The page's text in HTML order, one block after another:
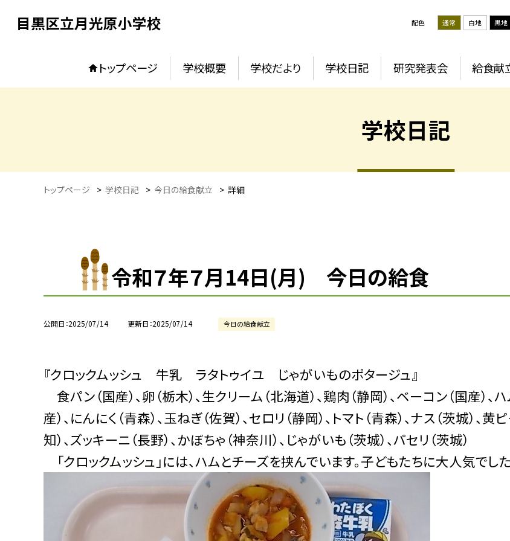
目黒区立月光原小学校 配色 通常 白地 黒地
トップページ 学校概要 学校だより 学校日記 研究発表会 給食献
学校日記
トップページ > 学校日記 > 今日の給食献立 > 詳細
令和７年７月14日(月) 今日の給食
公開日 2025/07/14 更新日 2025/07/14 今日の給食献立
『クロックムッシュ 牛乳 ラタトゥイユ じゃがいものポタージュ』
食パン（国産）、卵（栃木）、生クリーム（北海道）、鶏肉（静岡）、ベーコン（国産）、ハ
産）、にんにく（青森）、玉ねぎ（佐賀）、セロリ（静岡）、トマト（青森）、ナス（茨城）、黄
知）、ズッキーニ（長野）、かぼちゃ（神奈川）、じゃがいも（茨城）、パセリ（茨城）
「クロックムッシュ」には、ハムとチーズを挟んでいます。子どもたちに大人気でした